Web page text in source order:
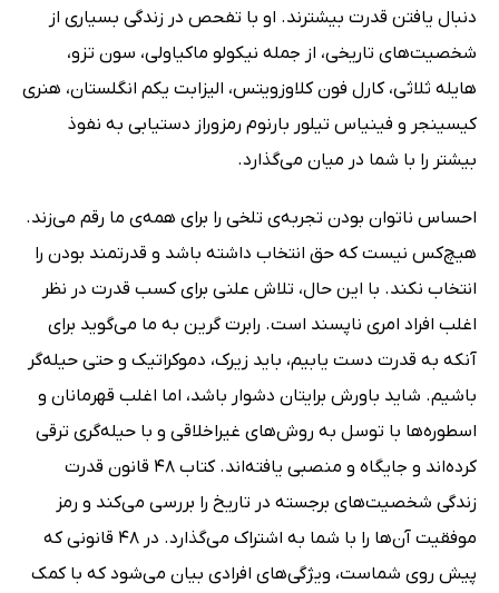
دنبال یافتن قدرت بیشترند. او با تفحص در زندگی بسیاری از
شخصیت‌های تاریخی، از جمله نیکولو ماکیاولی، سون تزو،
هایله ثلاثی، کارل فون کلاوزویتس، الیزابت یکم انگلستان، هنری
کیسینجر و فینیاس تیلور بارنوم رمزوراز دستیابی به نفوذ
بیشتر را با شما در میان می‌گذارد.
احساس ناتوان بودن تجربه‌ی تلخی را برای همه‌ی ما رقم می‌زند.
هیچ‌کس نیست که حق انتخاب داشته باشد و قدرتمند بودن را
انتخاب نکند. با این حال، تلاش علنی برای کسب قدرت در نظر
اغلب افراد امری ناپسند است. رابرت گرین به ما می‌گوید برای
آنکه به قدرت دست یابیم، باید زیرک، دموکراتیک و حتی حیله‌گر
باشیم. شاید باورش برایتان دشوار باشد، اما اغلب قهرمانان و
اسطوره‌ها با توسل به روش‌های غیراخلاقی و با حیله‌گری ترقی
کرده‌اند و جایگاه و منصبی یافته‌اند. کتاب 48 قانون قدرت
زندگی شخصیت‌های برجسته در تاریخ را بررسی می‌کند و رمز
موفقیت آن‌ها را با شما به اشتراک می‌گذارد. در 48 قانونی که
پیش روی شماست، ویژگی‌های افرادی بیان می‌شود که با کمک